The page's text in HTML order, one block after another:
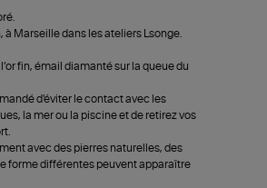
à Marseille dans les ateliers Lsonge.
fin, émail diamanté sur la queue du
d'éviter le contact avec les
la mer ou la piscine et de retirez vos
avec des pierres naturelles, des
forme différentes peuvent apparaître